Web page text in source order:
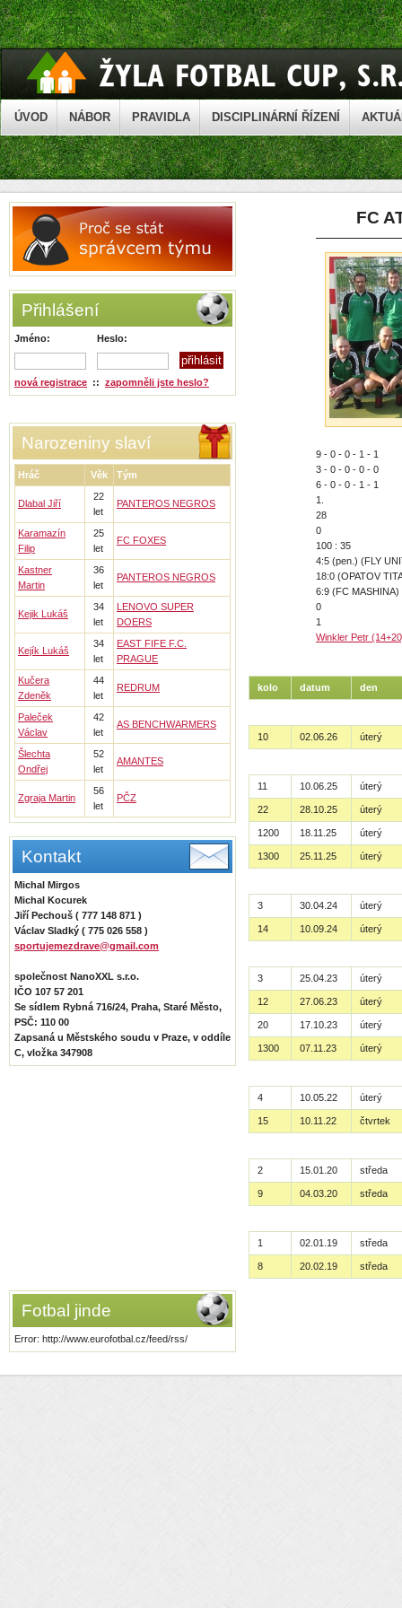
ÚVOD NÁBOR PRAVIDLA DISCIPLINÁRNÍ ŘÍZENÍ
Přihlášení
Jméno: Heslo:
nová registrace :: zapomněli jste heslo?
Narozeniny slaví
Hráč Věk Tým
Dlabal Jiří
22
let
PANTEROS NEGROS
Karamazín
Filip
25
let
FC FOXES
Kastner
Martin
36
let
PANTEROS NEGROS
Kejik Lukáš
34
let
LENOVO SUPER
DOERS
Kejík Lukáš
34
let
EAST FIFE F.C.
PRAGUE
Kučera
Zdeněk
44
let
REDRUM
Paleček
Václav
42
let
AS BENCHWARMERS
Šlechta
Ondřej
52
let
AMANTES
Zgraja Martin
56
let
PČZ
Kontakt
Michal Mirgos
Michal Kocurek
Jiří Pechouš ( 777 148 871 )
Václav Sladký ( 775 026 558 )
sportujemezdrave@gmail.com
společnost NanoXXL s.r.o.
IČO 107 57 201
Se sídlem Rybná 716/24, Praha, Staré Město,
PSČ: 110 00
Zapsaná u Městského soudu v Praze, v oddíle
C, vložka 347908
Fotbal jinde
Error: http://www.eurofotbal.cz/feed/rss/
FC
9 - 0 - 0 - 1 - 1
3 - 0 - 0 - 0 - 0
6 - 0 - 0 - 1 - 1
1.
28
0
100 : 35
4:5 (pen.) (FLY
18:0 (OPATOV
6:9 (FC MASHINA)
0
1
Winkler Petr
kolo datum den
10 02.06.26 úterý
11 10.06.25 úterý
22 28.10.25 úterý
1200 18.11.25 úterý
1300 25.11.25 úterý
3 30.04.24 úterý
14 10.09.24 úterý
3 25.04.23 úterý
12 27.06.23 úterý
20 17.10.23 úterý
1300 07.11.23 úterý
4 10.05.22 úterý
15 10.11.22 čtvrtek
2 15.01.20 středa
9 04.03.20 středa
1 02.01.19 středa
8 20.02.19 středa